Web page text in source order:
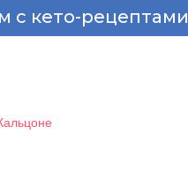
с кето-рецептами